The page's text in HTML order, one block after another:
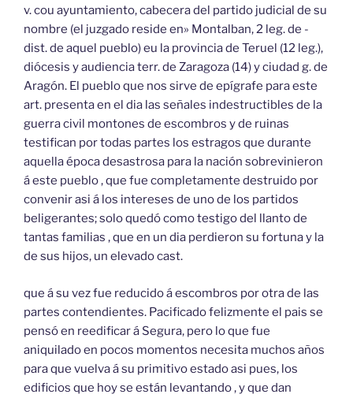
v. cou ayuntamiento, cabecera del partido judicial de su
nombre (el juzgado reside en» Montalban, 2 leg. de -
dist. de aquel pueblo) eu la provincia de Teruel (12 leg.),
diócesis y audiencia terr. de Zaragoza (14) y ciudad g. de
Aragón. El pueblo que nos sirve de epígrafe para este
art. presenta en el dia las señales indestructibles de la
guerra civil montones de escombros y de ruinas
testifican por todas partes los estragos que durante
aquella época desastrosa para la nación sobrevinieron
á este pueblo , que fue completamente destruido por
convenir asi á los intereses de uno de los partidos
beligerantes; solo quedó como testigo del llanto de
tantas familias , que en un dia perdieron su fortuna y la
de sus hijos, un elevado cast.
que á su vez fue reducido á escombros por otra de las
partes contendientes. Pacificado felizmente el pais se
pensó en reedificar á Segura, pero lo que fue
aniquilado en pocos momentos necesita muchos años
para que vuelva á su primitivo estado asi pues, los
edificios que hoy se están levantando , y que dan